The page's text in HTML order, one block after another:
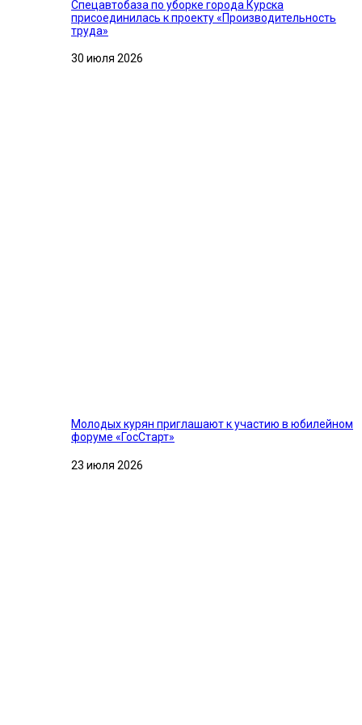
Спецавтобаза по уборке города Курска
присоединилась к проекту «Производительность
труда»
30 июля 2026
Молодых курян приглашают к участию в юбилейном
форуме «ГосСтарт»
23 июля 2026